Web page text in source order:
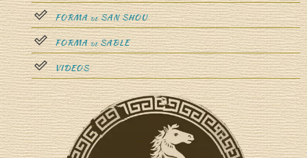
FORMADESAN SHOU
FORMADESABLE
VIDEOS